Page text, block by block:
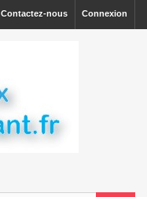
Connexion
Contactez-nous